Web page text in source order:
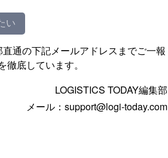
い
通の下記メールアドレスまでご一報
底しています。
LOGISTICS TODAY編集部
メール：support@logi-today.com